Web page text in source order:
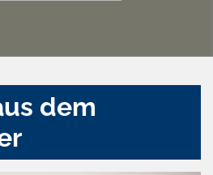
dem